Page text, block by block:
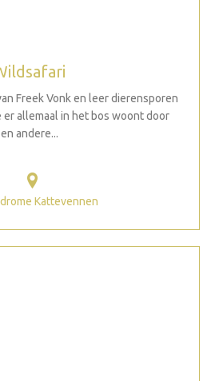
Freek Vonk en leer dierensporen
allemaal in het bos woont door
andere...
Kattevennen